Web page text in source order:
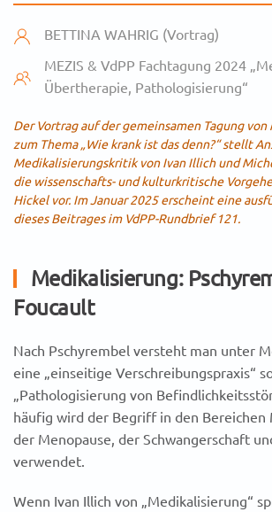
BETTINA WAHRIG (Vortrag)
MEZIS & VdPP Fachtagung 2024
Übertherapie, Pathologisierung“
Der Vortrag auf der gemeinsamen Tagung von
zum Thema „Wie krank ist das denn?“ stellt
Medikalisierungskritik von Ivan Illich und
die wissenschafts- und kulturkritische
Hickel vor. Im Januar 2025 erscheint eine
dieses Beitrages im VdPP-Rundbrief 121.
Medikalisierung:
Foucault
Nach Pschyrembel versteht man unter
eine „einseitige Verschreibungspraxis“
„Pathologisierung von
häufig wird der Begriff in den Bereichen
der Menopause, der Schwangerschaft
verwendet.
Wenn Ivan Illich von „Medikalisierung“